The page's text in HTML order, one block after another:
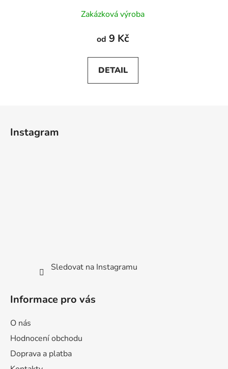
Zakázková výroba
od 9 Kč
DETAIL
Instagram
Sledovat na Instagramu
Informace pro vás
O nás
Hodnocení obchodu
Doprava a platba